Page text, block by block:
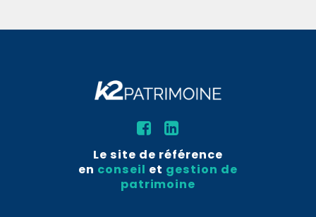
Le site de référence
en conseil et gestion de
patrimoine